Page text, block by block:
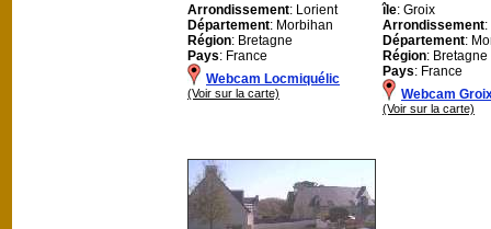
Arrondissement: Lorient
Département: Morbihan
Région: Bretagne
Pays: France
Webcam Locmiquélic
(Voir sur la carte)
île: Groix
Arrondissement
Département:
Région: Bretagne
Pays: France
Webcam
(Voir sur la carte)